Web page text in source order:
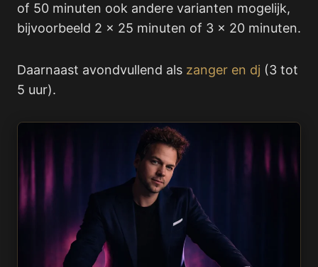
of 50 minuten ook andere varianten mogelijk,
bijvoorbeeld 2 x 25 minuten of 3 x 20 minuten.
Daarnaast avondvullend als zanger en dj (3 tot
5 uur).